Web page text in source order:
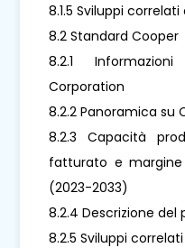
8.1.5 Sviluppi
8.2 Standard Cooper
8.2.1
Corporation
8.2.2 Panoramica su
8.2.3 Capacità
fatturato e margine
(2023-2033)
8.2.4 Descrizione
8.2.5 Sviluppi